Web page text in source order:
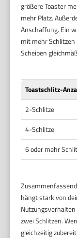
größere Toaster
mehr Platz.
Anschaffung. Ein
mit mehr
Scheiben
Toastschlitz-
2-Schlitze
4-Schlitze
6 oder mehr
hängt stark von
zwei Schlitzen.
gleichzeitig